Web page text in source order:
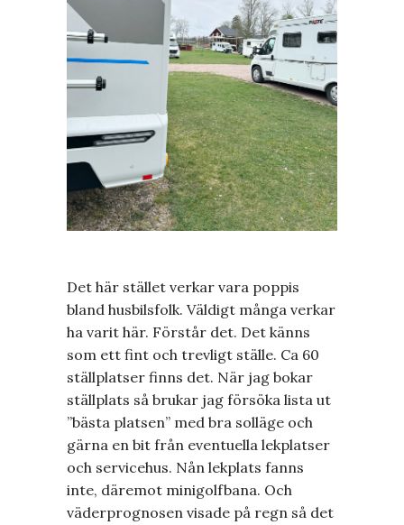
Det här stället verkar vara poppis
bland husbilsfolk. Väldigt många verkar
ha varit här. Förstår det. Det känns
som ett fint och trevligt ställe. Ca 60
ställplatser finns det. När jag bokar
ställplats så brukar jag försöka lista ut
”bästa platsen” med bra solläge och
gärna en bit från eventuella lekplatser
och servicehus. Nån lekplats fanns
inte, däremot minigolfbana. Och
väderprognosen visade på regn så det